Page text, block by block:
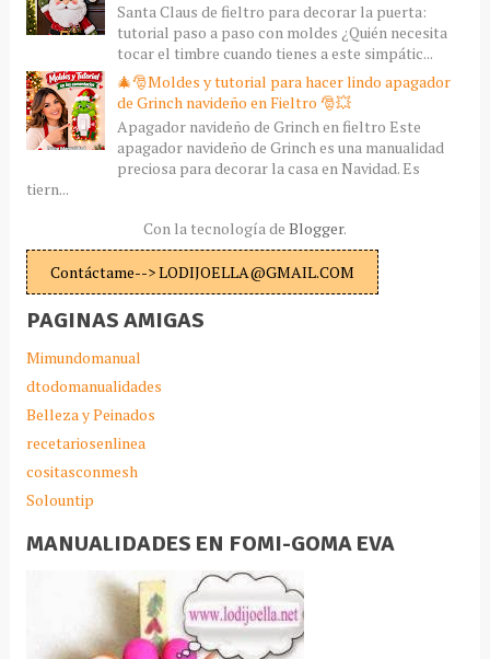
Santa Claus de fieltro para decorar la puerta:
tutorial paso a paso con moldes ¿Quién necesita
tocar el timbre cuando tienes a este simpátic...
🎄🎅Moldes y tutorial para hacer lindo apagador
de Grinch navideño en Fieltro 🎅💥
Apagador navideño de Grinch en fieltro Este
apagador navideño de Grinch es una manualidad
preciosa para decorar la casa en Navidad. Es
tiern...
Con la tecnología de Blogger.
Contáctame--> LODIJOELLA@GMAIL.COM
PAGINAS AMIGAS
Mimundomanual
dtodomanualidades
Belleza y Peinados
recetariosenlinea
cositasconmesh
Solountip
MANUALIDADES EN FOMI-GOMA EVA